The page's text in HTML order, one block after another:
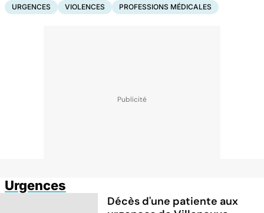
URGENCES VIOLENCES PROFESSIONS MÉDICALES
Urgences
Décès d'une patiente aux